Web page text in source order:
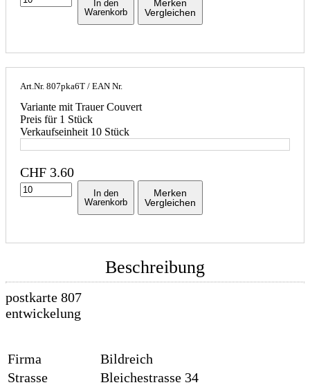
In den
Warenkorb
Merken
Vergleichen
Art.Nr. 807pka6T / EAN Nr.
Variante mit Trauer Couvert
Preis für 1 Stück
Verkaufseinheit 10 Stück
CHF 3.60
In den
Warenkorb
Merken
Vergleichen
Beschreibung
postkarte 807
entwickelung
Firma
Bildreich
Strasse
Bleichestrasse 34